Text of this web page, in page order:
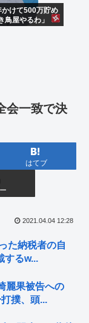
かけて500万貯め
鳥屋やるわ」
会一致で決
はてブ
2021.04.04 12:28
た納税者の自
するw...
麗果被告への
撲、頭...